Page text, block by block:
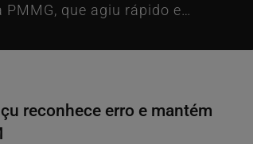
que agiu rápido e
reconhece erro e mantém